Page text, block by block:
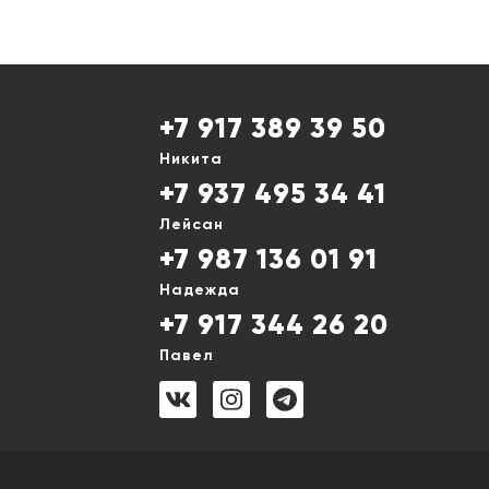
+7 917 389 39 50
Никита
+7 937 495 34 41
Лейсан
+7 987 136 01 91
Надежда
+7 917 344 26 20
Павел